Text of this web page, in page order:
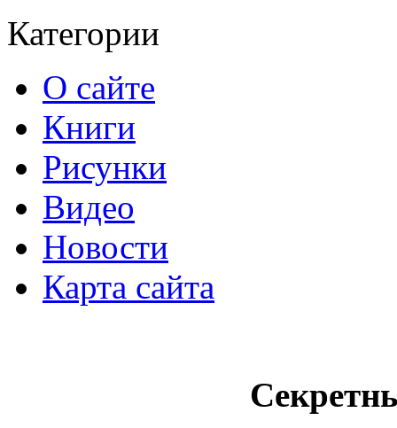
Категории
О сайте
Книги
Рисунки
Видео
Новости
Карта сайта